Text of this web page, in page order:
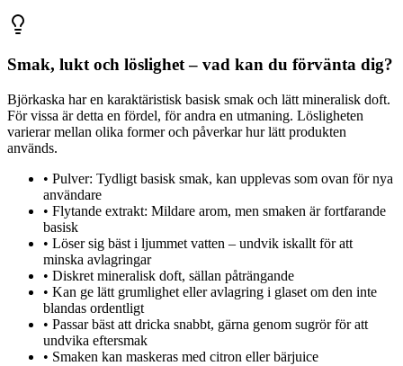
Smak, lukt och löslighet – vad kan du förvänta dig?
Björkaska har en karaktäristisk basisk smak och lätt mineralisk doft.
För vissa är detta en fördel, för andra en utmaning. Lösligheten
varierar mellan olika former och påverkar hur lätt produkten
används.
• Pulver: Tydligt basisk smak, kan upplevas som ovan för nya
användare
• Flytande extrakt: Mildare arom, men smaken är fortfarande
basisk
• Löser sig bäst i ljummet vatten – undvik iskallt för att
minska avlagringar
• Diskret mineralisk doft, sällan påträngande
• Kan ge lätt grumlighet eller avlagring i glaset om den inte
blandas ordentligt
• Passar bäst att dricka snabbt, gärna genom sugrör för att
undvika eftersmak
• Smaken kan maskeras med citron eller bärjuice